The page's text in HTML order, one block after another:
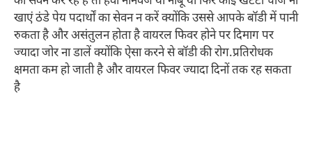
खाएं ठंडे पेय पदार्थों का सेवन न करें क्योंकि उससे आपके बॉडी में पानी
रुकता है और असंतुलन होता है वायरल फिवर होने पर दिमाग पर
ज्यादा जोर ना डालें क्योंकि ऐसा करने से बॉडी की रोग.प्रतिरोधक
क्षमता कम हो जाती है और वायरल फिवर ज्यादा दिनों तक रह सकता
है